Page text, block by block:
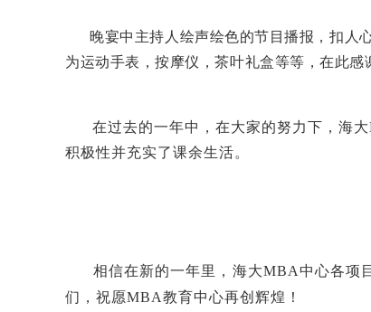
晚宴中主持人绘声绘色的节目播报，扣人
为运动手表，按摩仪，茶叶礼盒等等，在此感
在过去的一年中， 在大家的努力下，海
积极性并充实了课余生活。
相信在新的一年里，海大MBA中心各项
们，祝愿MBA教育中心再创辉煌！